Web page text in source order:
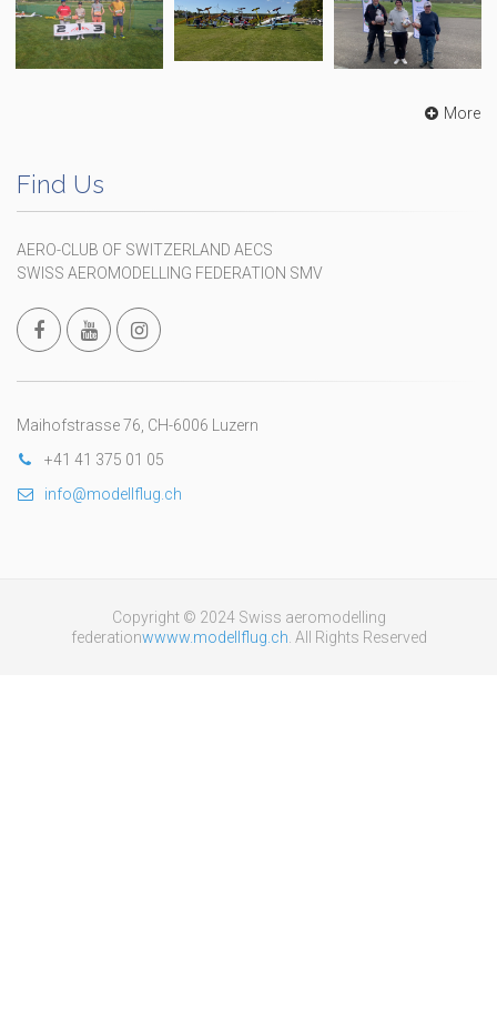
More
Find Us
AERO-CLUB OF SWITZERLAND AECS
SWISS AEROMODELLING FEDERATION SMV
Maihofstrasse 76, CH-6006 Luzern
+41 41 375 01 05
info@modellflug.ch
Copyright © 2024 Swiss aeromodelling
federationwwww.modellflug.ch. All Rights Reserved